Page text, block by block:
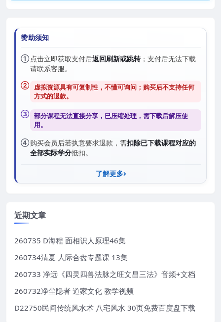
赞助须知
① 点击立即获取支付后返回刷新或跳转；支付后无法下载
请联系客服。
② 虚拟资源具有可复制性，不懂可询问；购买后不支持任何
方式的退款。
③ 部分课程无法直接分享，已压缩处理，需下载后解压使
用。
④购买会员后若执意要求退款，需扣除已下载课程对应的
全部实际学分抵扣。
了解更多
近期文章
260735 D海程 面相识人原理46集
260734清夏 人际合盘专题课 13集
260733 净远《四灵四兽法脉之旺文昌三法》音频+文档
260732净尘隐者 道家文化 教学视频
D22750民间传统风水术 八宅风水 30页免费百度盘下载